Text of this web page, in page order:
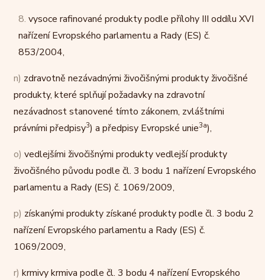
8. vysoce rafinované produkty podle přílohy III oddílu XVI
nařízení Evropského parlamentu a Rady (ES) č.
853/2004,
n) zdravotně nezávadnými živočišnými produkty živočišné
produkty, které splňují požadavky na zdravotní
nezávadnost stanovené tímto zákonem, zvláštními
právními předpisy3) a předpisy Evropské unie3a),
o) vedlejšími živočišnými produkty vedlejší produkty
živočišného původu podle čl. 3 bodu 1 nařízení Evropského
parlamentu a Rady (ES) č. 1069/2009,
p) získanými produkty získané produkty podle čl. 3 bodu 2
nařízení Evropského parlamentu a Rady (ES) č.
1069/2009,
r) krmivy krmiva podle čl. 3 bodu 4 nařízení Evropského